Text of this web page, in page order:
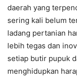
daerah yang
sering kali belum
ladang pertanian
lebih tegas dan
setiap butir pupuk
menghidupkan